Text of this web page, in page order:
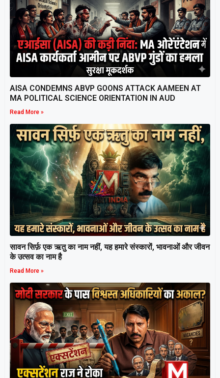
AISA CONDEMNS ABVP GOONS ATTACK AAMEEN AT
MA POLITICAL SCIENCE ORIENTATION IN AUD
Read More »
सावन सिर्फ़ एक ऋतु का नाम नहीं, यह हमारे संस्कारों, भावनाओं और जीवन
के उत्सव का नाम है
Read More »